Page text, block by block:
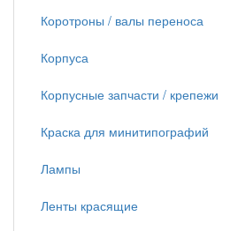
Коротроны / валы переноса
Корпуса
Корпусные запчасти / крепежи
Краска для минитипографий
Лампы
Ленты красящие